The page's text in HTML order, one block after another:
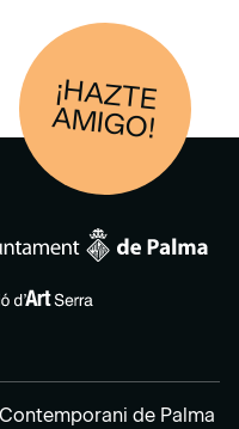
¡HAZTE
AM
IGO!
de Palma